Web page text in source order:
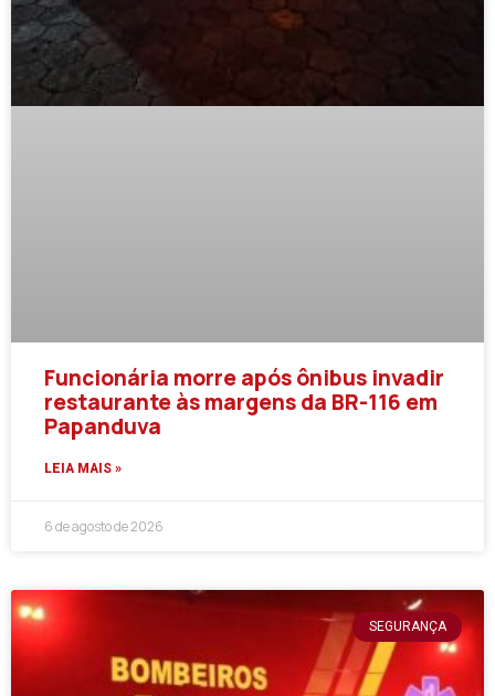
Funcionária morre após ônibus invadir
restaurante às margens da BR-116 em
Papanduva
LEIA MAIS »
6 de agosto de 2026
SEGURANÇA